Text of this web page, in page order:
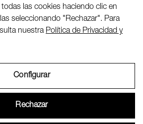
las cookies haciendo clic en
seleccionando "Rechazar". Para
nuestra Política de Privacidad y
Configurar
Rechazar
de Privacidad y Cookies